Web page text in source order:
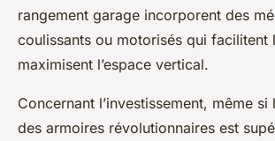
rangement garage incorporent des
coulissants ou motorisés qui facilitent
maximisent l’espace vertical.
Concernant l’investissement, même
des armoires révolutionnaires est